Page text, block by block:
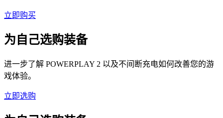
立即购买
为自己选购装备
进一步了解 POWERPLAY 2 以及不间断充电如何改善您的游
戏体验。
立即选购